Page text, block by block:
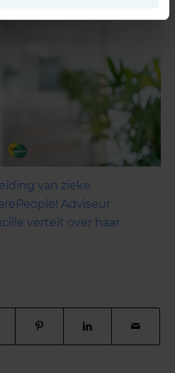
van zieke
Adviseur
vertelt over haar